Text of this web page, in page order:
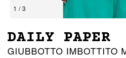
1 / 3
DAILY PAPER
GIUBBOTTO IMBOTTITO